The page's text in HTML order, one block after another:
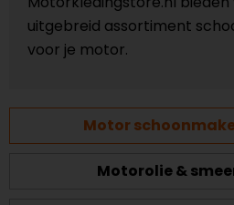
uitgebreid assortiment
voor je motor.
Motor
Motorolie &